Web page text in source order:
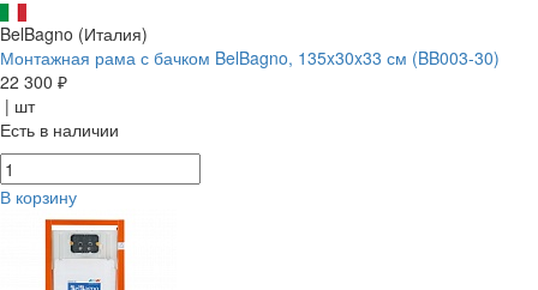
BelBagno (Италия)
Монтажная рама с бачком BelBagno, 135x30x33 см (BB003-30)
22 300 ₽
| шт
Есть в наличии
В корзину